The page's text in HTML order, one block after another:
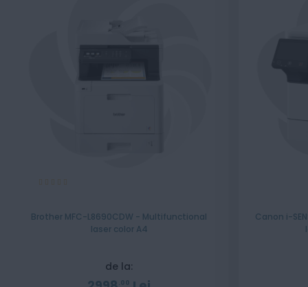
Brother MFC-L8690CDW - Multifunctional
laser color A4
de la:
00
Canon i-